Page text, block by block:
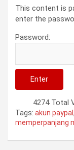
This content is
enter the
Password:
4274 Total
Tags: akun paypal ,
memperpanjang